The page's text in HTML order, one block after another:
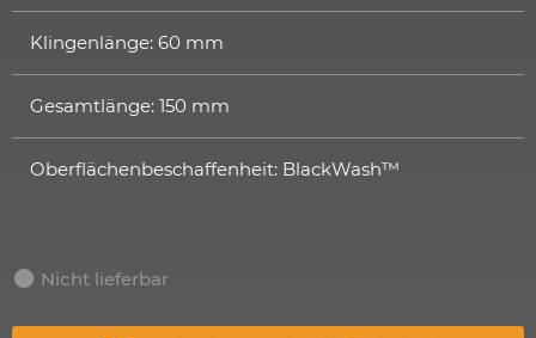
Klingenlänge: 60 mm
Gesamtlänge: 150 mm
Oberflächenbeschaffenheit: BlackWash™
Nicht lieferbar